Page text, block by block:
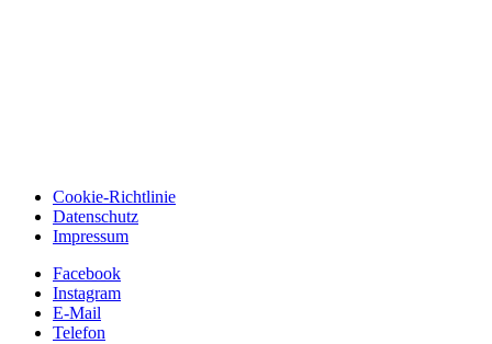
Cookie-Richtlinie
Datenschutz
Impressum
Facebook
Instagram
E-Mail
Telefon